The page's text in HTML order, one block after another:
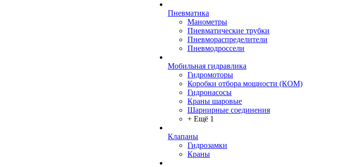
Пневматика
Манометры
Пневматические трубки
Пневмораспределители
Пневмодроссели
Мобильная гидравлика
Гидромоторы
Коробки отбора мощности (КОМ)
Гидронасосы
Краны шаровые
Шарнирные соединения
+ Ещё 1
Клапаны
Гидрозамки
Краны